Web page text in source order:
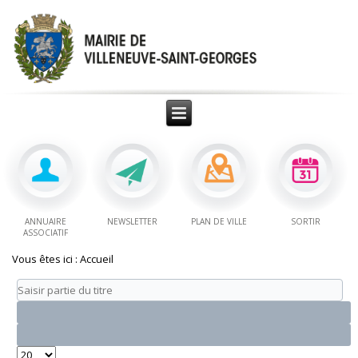
ANNUAIRE
ASSOCIATIF
NEWSLETTER PLAN DE VILLE SORTIR
Vous êtes ici :Accueil
Saisir
partie
Affichage